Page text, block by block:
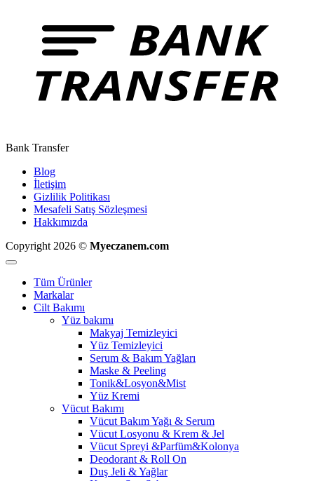
Bank Transfer
Blog
İletişim
Gizlilik Politikası
Mesafeli Satış Sözleşmesi
Hakkımızda
Copyright 2026 © Myeczanem.com
Tüm Ürünler
Markalar
Cilt Bakımı
Yüz bakımı
Makyaj Temizleyici
Yüz Temizleyici
Serum & Bakım Yağları
Maske & Peeling
Tonik&Losyon&Mist
Yüz Kremi
Vücut Bakımı
Vücut Bakım Yağı & Serum
Vücut Losyonu & Krem & Jel
Vücut Spreyi &Parfüm&Kolonya
Deodorant & Roll On
Duş Jeli & Yağlar